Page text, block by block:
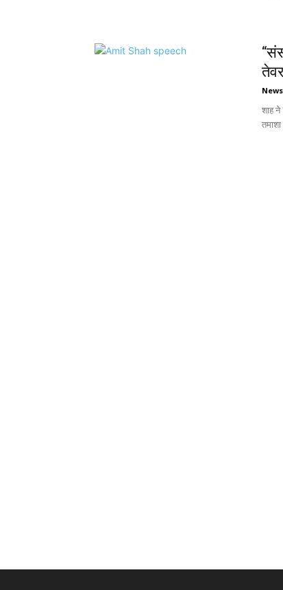
शाह